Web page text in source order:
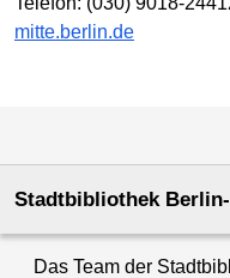
mitte.berlin.de
Stadtbibliothek
Das Team der